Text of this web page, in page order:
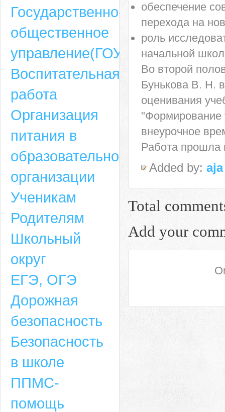
Адрес
659635, Алтайский край, Алтайский район, село Ая, ул. Школьная 11.
6-49, электронный адрес: aja_70@mail.ru
обеспечение
перехода на
роль
начальной
Во второй
Бунькова В. Н.
оценивания
"Формирование
внеурочное
Работа прошла
Added by: aja
Total
Add your
Государственно-
общественное
управление(ГОУ)
Воспитательная
работа
Организация
питания в
образовательной
организации
Ученикам
Родителям
Школьный
округ
ЕГЭ, ОГЭ
Дорожная
безопасность
Безопасность
в школе
ППМС-
помощь